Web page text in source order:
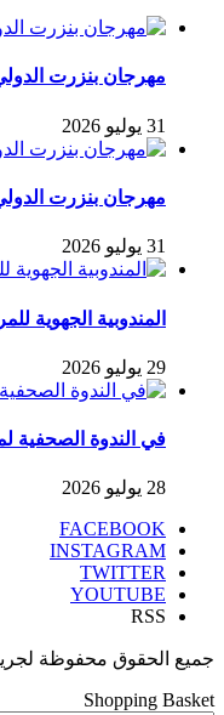
مهرجان بنزرت
31 يوليو 2026
مهرجان بنزرت
31 يوليو 2026
المندوبية الجهوية
29 يوليو 2026
في الندوة الصحفية
28 يوليو 2026
FACEBOOK
INSTAGRAM
TWITTER
YOUTUBE
RSS
جميع الحقوق محفوظة
Shopping Basket